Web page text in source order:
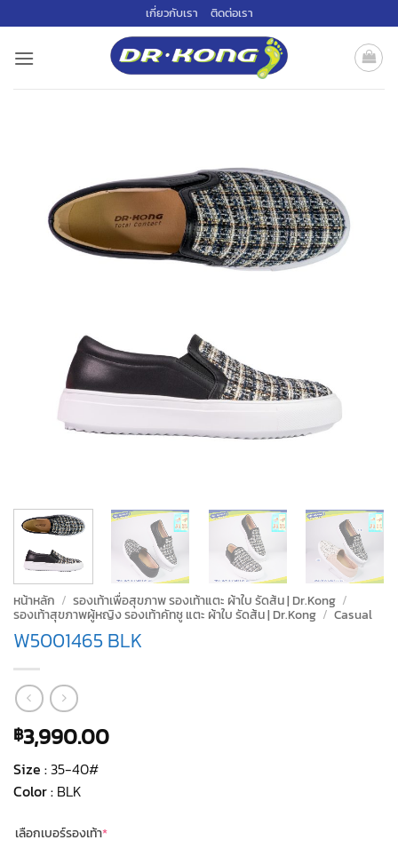
ไป
เกี่ยวกับเรา ติดต่อเรา
หน้าหลัก / รองเท้าเพื่อสุขภาพ รองเท้าแตะ ผ้าใบ รัดส้น | Dr.Kong /
รองเท้าสุขภาพผู้หญิง รองเท้าคัทชู แตะ ผ้าใบ รัดส้น | Dr.Kong / Casual
W5001465 BLK
฿3,990.00
Size :35-40#
Color : BLK
เลือกเบอร์รองเท้า*(required)